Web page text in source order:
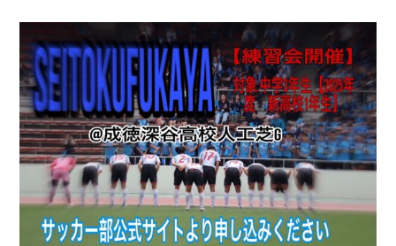
ありがとうございました。多くの皆様にご寄付を賜りましたお
陰で、Bブロック準優勝という結果を収めることができました。
頂きましたご寄付についての詳細をご報告させていただきま
す。以下のPDFからご確認お願いいたします。 寄附金のご報告
今後も高校総体予選、選手権予選、各リーグ戦等ありますが、
引き続きご理解、ご協力のほどよろしくお願いいたします。 東
京成徳大学深谷高校サッカー部OB会 会長 坂本岳志